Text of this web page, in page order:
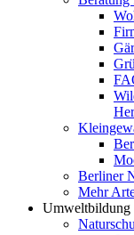
Berliner
Mehr
Umweltbildung